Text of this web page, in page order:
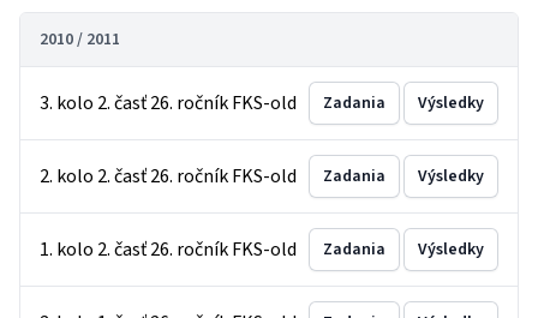
2010 / 2011
3. kolo 2. časť 26. ročník FKS-old Zadania Výsledky
2. kolo 2. časť 26. ročník FKS-old Zadania Výsledky
1. kolo 2. časť 26. ročník FKS-old Zadania Výsledky